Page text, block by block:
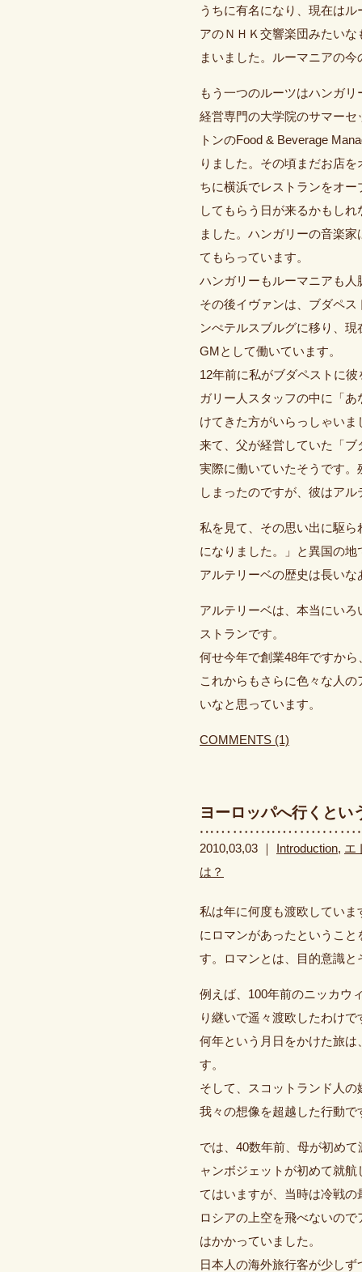
うちに有名になり、現在は
アのＮＨＫ交響楽団みたい
まいました。ルーマニアの
もう一つのルーツはハンガ
経営専門の大学院のサマー
トンのFood & Beverage
りました。その頃まだお店
ちに横浜でレストランをオ
してもらう日が来るかもし
ました。ハンガリーの音楽
てもらっています。
ハンガリーもルーマニアも
その後イヴァンは、ブダペ
ンぺテルスブルグに移り、
GMとして働いています。
12年前に私がブダペストに
ガリー人スタッフの中に「
けてきた方がいらっしゃい
来て、父が経営していた「
実際に働いていたそうです
しまったのですが、彼はア
私を見て、その思い出に駆
になりました。」と異国の
アルテリーベの歴史は長い
アルテリーベは、本当にい
ストランです。
何せ今年で創業48年ですか
これからもさらに色々な人
いなと思っています。
COMMENTS (1)
ヨーロッパへ行くとい
2010,03,03 ｜ Introduction, エ
は？
私は年に何度も渡欧してい
にロマンがあったというこ
す。ロマンとは、目的意識
例えば、100年前のニッカウ
り継いで遥々渡欧したわけで
何年という月日をかけた旅
す。
そして、スコットランド人
我々の想像を超越した行動で
では、40数年前、母が初め
ャンボジェットが初めて就
てはいますが、当時は冷戦の
ロシアの上空を飛べないの
はかかっていました。
日本人の海外旅行客が少し